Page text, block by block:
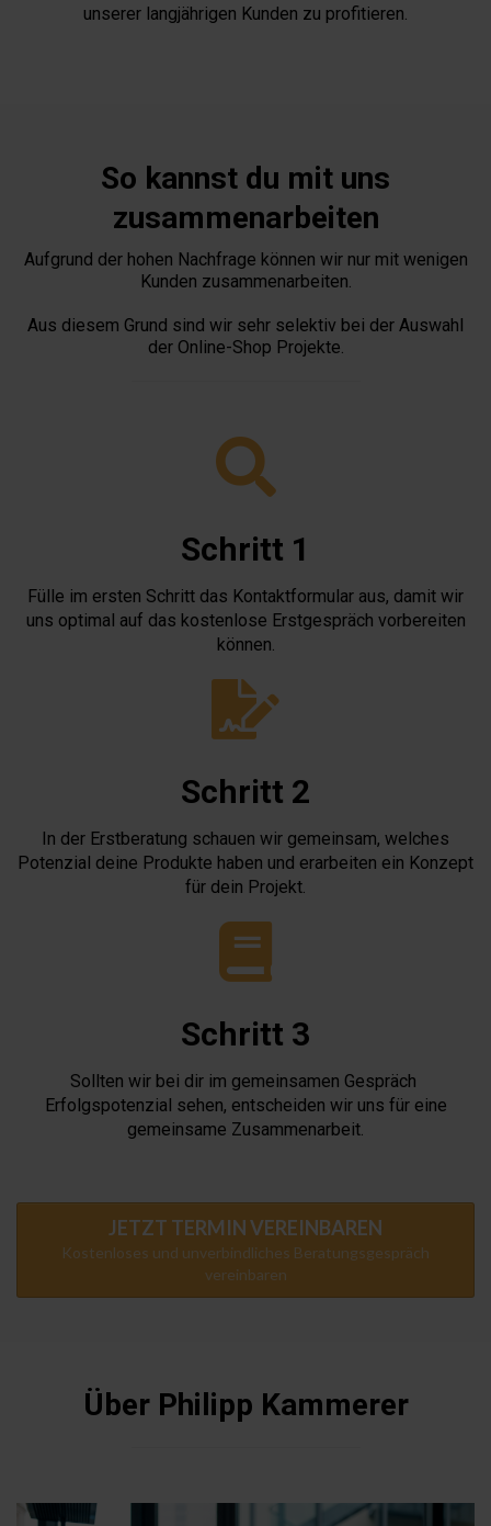
unserer langjährigen Kunden zu profitieren.
So kannst du mit uns
zusammenarbeiten
Aufgrund der hohen Nachfrage können wir nur mit wenigen
Kunden zusammenarbeiten.
Aus diesem Grund sind wir sehr selektiv bei der Auswahl
der Online-Shop Projekte.
Schritt 1
Fülle im ersten Schritt das Kontaktformular aus, damit wir
uns optimal auf das kostenlose Erstgespräch vorbereiten
können.
Schritt 2
In der Erstberatung schauen wir gemeinsam, welches
Potenzial deine Produkte haben und erarbeiten ein Konzept
für dein Projekt.
Schritt 3
Sollten wir bei dir im gemeinsamen Gespräch
Erfolgspotenzial sehen, entscheiden wir uns für eine
gemeinsame Zusammenarbeit.
JETZT TERMIN VEREINBAREN
Kostenloses und unverbindliches Beratungsgespräch
vereinbaren
Über Philipp Kammerer